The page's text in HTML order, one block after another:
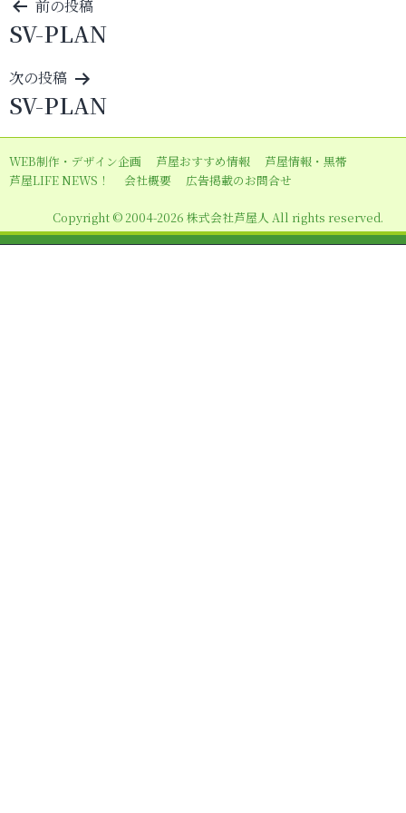
投
稿
ナ
ビ
ゲ
ー
シ
ン
前の投稿
SV-PLAN
次の投稿
SV-PLAN
WEB制作・デザイン企画 芦屋おすすめ情報
芦屋情報・黒帯
芦屋LIFE NEWS！
会社概要 広告掲載のお問合せ
Copyright © 2004-2026 株式会社芦屋人 All rights reserved.